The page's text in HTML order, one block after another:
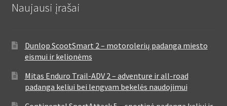
Naujausi įrašai
Dunlop ScootSmart 2 – motorolerių padanga miesto
eismui ir kelionėms
Mitas Enduro Trail-ADV 2 – adventure ir all-road
padanga keliui bei lengvam bekelės naudojimui